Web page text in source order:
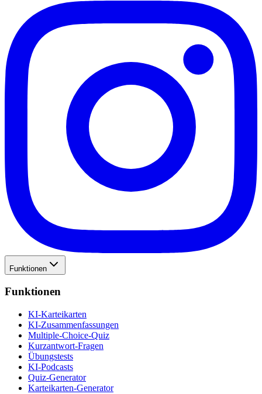
Funktionen
Funktionen
KI-Karteikarten
KI-Zusammenfassungen
Multiple-Choice-Quiz
Kurzantwort-Fragen
Übungstests
KI-Podcasts
Quiz-Generator
Karteikarten-Generator